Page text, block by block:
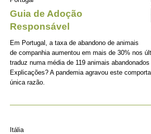
Guia de Adoção
Responsável
Em Portugal, a taxa de abandono de animais
de companhia aumentou em mais de 30% nos
traduz numa média de 119 animais abandonados
Explicações? A pandemia agravou este
única razão.
Itália